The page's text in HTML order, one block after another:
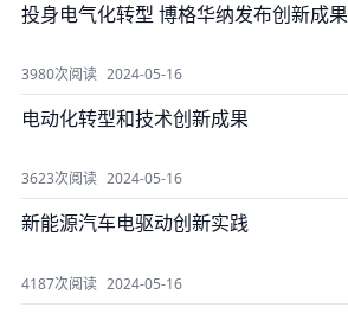
投身电气化转型 博格华纳发布创新成果
3980次阅读 2024-05-16
电动化转型和技术创新成果
3623次阅读 2024-05-16
新能源汽车电驱动创新实践
4187次阅读 2024-05-16